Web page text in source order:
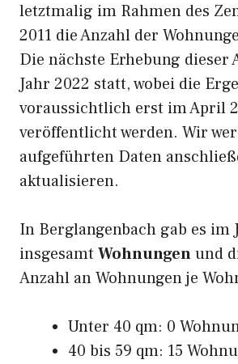
letztmalig im Rahmen des
2011 die Anzahl der
Die nächste Erhebung dieser
Jahr 2022 statt, wobei die
voraussichtlich erst im April
veröffentlicht werden. Wir
aufgeführten Daten
aktualisieren.
In Berglangenbach gab es im
insgesamt Wohnungenund
Anzahl an Wohnungen je
Unter 40 qm: 0
40 bis 59 qm: 15